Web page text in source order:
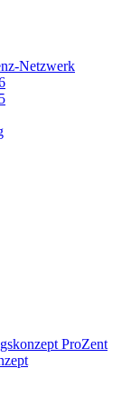
Netzwerk
ProZent